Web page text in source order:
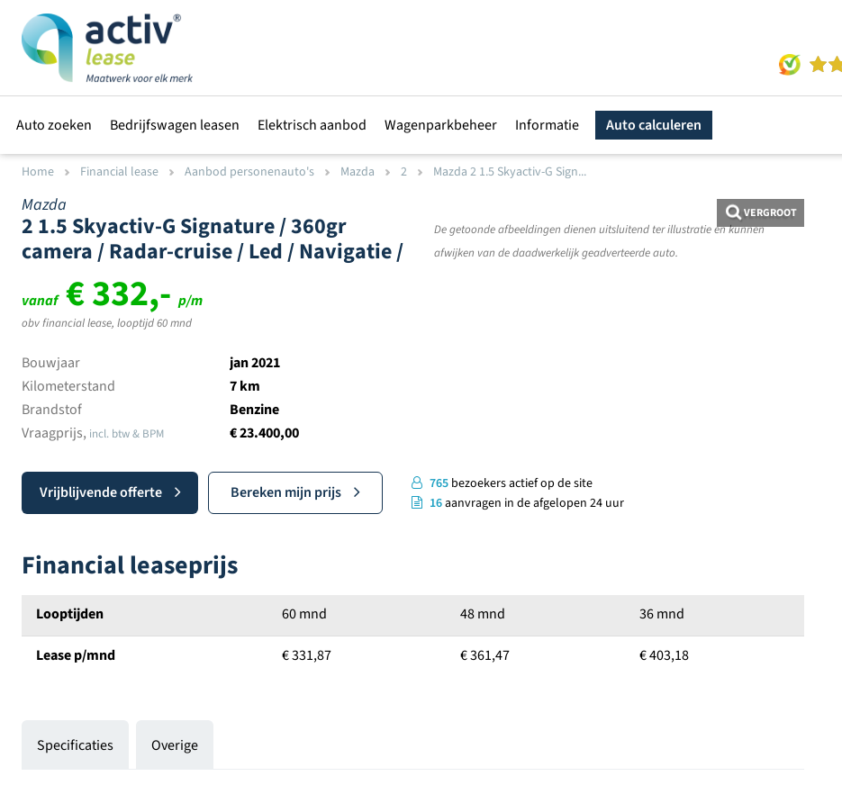
Auto zoeken Bedrijfswagen leasen Elektrisch aanbod Wagenparkbeheer Informatie Auto calculeren
Home Financial lease Aanbod personenauto's Mazda 2 Mazda 2 1.5 Skyactiv-G Sign...
Mazda
2 1.5 Skyactiv-G Signature / 360gr
camera / Radar-cruise / Led / Navigatie /
vanaf € 332,-p/m
obv financial lease, looptijd 60 mnd
Bouwjaar
jan 2021
Kilometerstand
7 km
Brandstof
Benzine
Vraagprijs, incl. btw & BPM € 23.400,00
VERGROOT
De getoonde afbeeldingen dienen uitsluitend ter illustratie en kunnen
afwijken van de daadwerkelijk geadverteerde auto.
Vrijblijvende offerte Bereken mijn prijs 765 bezoekers actief op de site
16aanvragen in de afgelopen 24 uur
Financial leaseprijs
Looptijden 60 mnd 48 mnd 36 mnd
Lease p/mnd € 331,87 € 361,47 € 403,18
Specificaties Overige